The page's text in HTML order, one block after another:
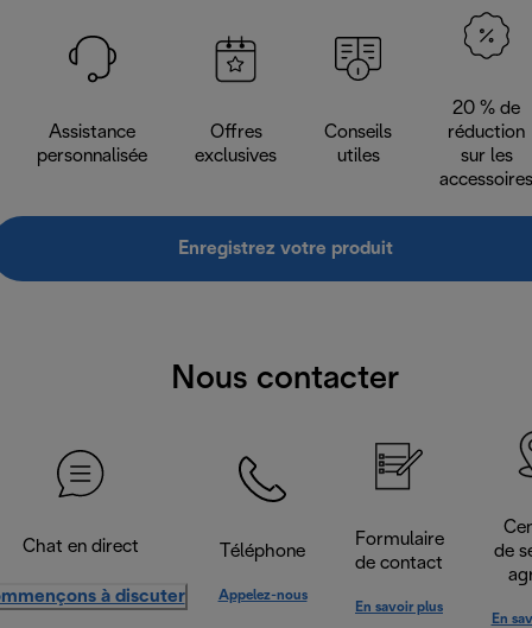
Assistance
personnalisée
Offres
exclusives
Conseils
utiles
20 % de
réduction
sur les
accessoires
Enregistrez votre produit
Nous contacter
Chat en direct
à discuter
Téléphone
Appelez-nous
Formulaire
de contact
En savoir plus
de
En